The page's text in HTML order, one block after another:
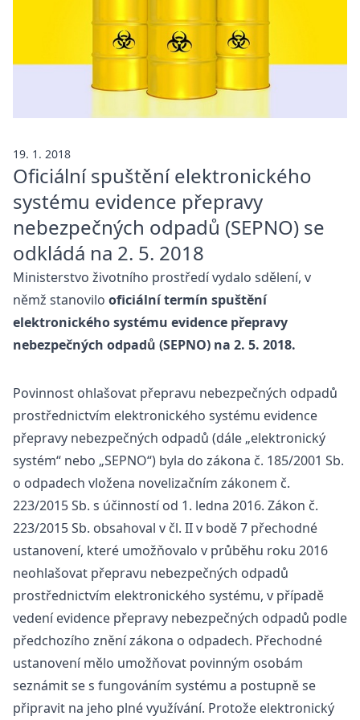
19. 1. 2018
Oficiální spuštění elektronického
systému evidence přepravy
nebezpečných odpadů (SEPNO) se
odkládá na 2. 5. 2018
Ministerstvo životního prostředí vydalo sdělení, v
němž stanovilo oficiální termín spuštění
elektronického systému evidence přepravy
nebezpečných odpadů (SEPNO) na 2. 5. 2018.
Povinnost ohlašovat přepravu nebezpečných odpadů
prostřednictvím elektronického systému evidence
přepravy nebezpečných odpadů (dále „elektronický
systém“ nebo „SEPNO“) byla do zákona č. 185/2001 Sb.
o odpadech vložena novelizačním zákonem č.
223/2015 Sb. s účinností od 1. ledna 2016. Zákon č.
223/2015 Sb. obsahoval v čl. II v bodě 7 přechodné
ustanovení, které umožňovalo v průběhu roku 2016
neohlašovat přepravu nebezpečných odpadů
prostřednictvím elektronického systému, v případě
vedení evidence přepravy nebezpečných odpadů podle
předchozího znění zákona o odpadech. Přechodné
ustanovení mělo umožňovat povinným osobám
seznámit se s fungováním systému a postupně se
připravit na jeho plné využívání. Protože elektronický